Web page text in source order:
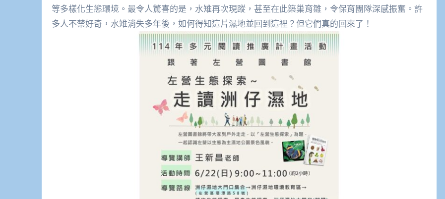
等多樣化生態環境。最令人驚喜的是，水雉再次現蹤，甚至在此築巢育雛，令保育團隊深感振奮。許
多人不禁好奇，水雉消失多年後，如何得知這片濕地並回到這裡？但它們真的回來了！